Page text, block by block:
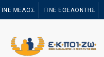
προς το
ΜΕΛΟΣ ΓΙΝΕ ΕΘΕΛΟΝΤΗΣ